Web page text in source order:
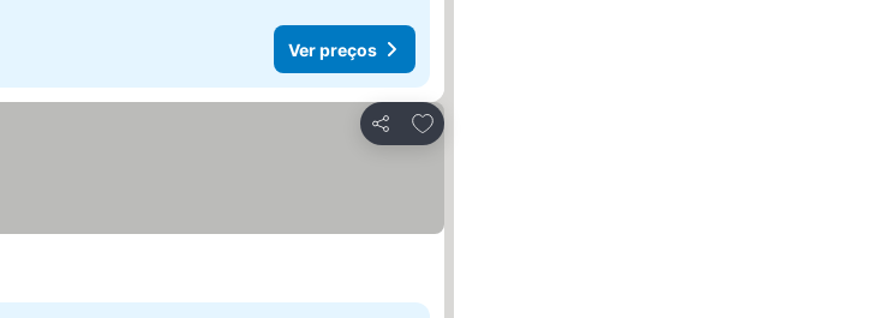
Ver preços
Partilhar
Adicionar aos favoritos